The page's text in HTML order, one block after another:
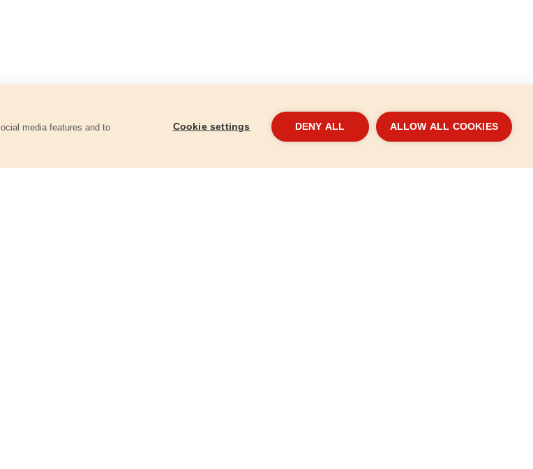
media features and to
Cookie settings DENY ALL ALLOW ALL COOKIES